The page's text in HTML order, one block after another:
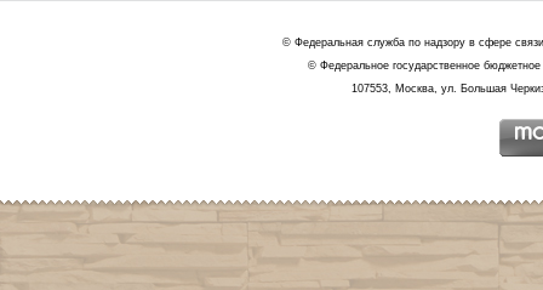
© Федеральная служба по надзору в сфере
© Федеральное государственное
107553, Москва, ул. Большая